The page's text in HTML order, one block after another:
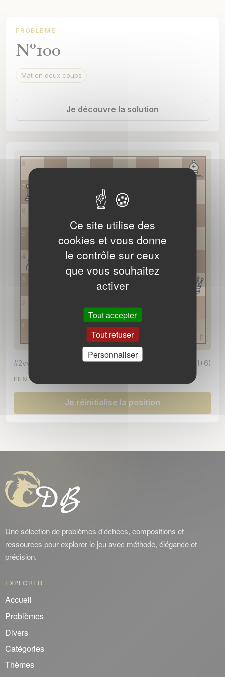
Mat en sept coups
Mat en neuf coups
Mat en douze coups
Mat en dix-neuf coups
Albinos
Banny
Batterie de Siers
Correction blanche
Correction noire
Dégagement Loyd
Grimshaw
Java
Mouvement pendulaire
Plachutta
Ruchlis
Reversal
Seeberger
Somov
Turton
PROBLÈME
N°100
Mat en deux coups
Je découvre la solution
8
7
6
5
4
3
2
1
d e h
#2vvv C+ (11+6)
FEN 7B/R7/1NrP4/6R1/Pp1b2B1/1pkN3Q/3pP3/3K4
Je réinitialise la position
Une sélection de problèmes d'échecs, compositions et
ressources pour explorer le jeu avec méthode, élégance et
précision.
EXPLORER
Accueil
Problèmes
Divers
Catégories
Thèmes
Ce site utilise des
cookies et vous donne
le contrôle sur ceux
que vous souhaitez
activer
Tout accepter
Tout refuser
Personnaliser